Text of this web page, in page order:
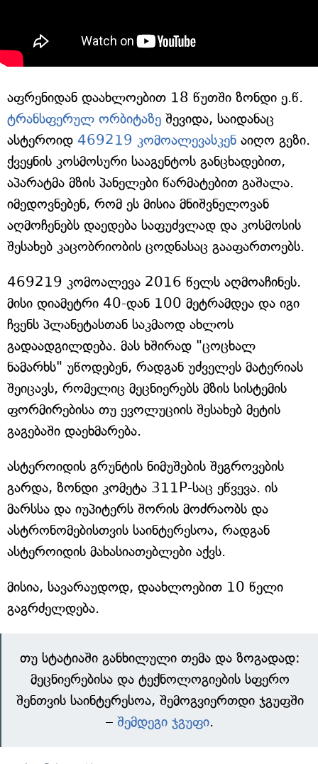
აფრენიდან დაახლოებით 18 წუთში ზონდი ე.წ.
ტრანსფერულ ორბიტაზე შევიდა, საიდანაც
ასტეროიდ 469219 კომოალევასკენ აიღო გეზი.
ქვეყნის კოსმოსური სააგენტოს განცხადებით,
აპარატმა მზის პანელები წარმატებით გაშალა.
იმედოვნებენ, რომ ეს მისია მნიშვნელოვან
აღმოჩენებს დაედება საფუძვლად და კოსმოსის
შესახებ კაცობრიობის ცოდნასაც გააფართოებს.
469219 კომოალევა 2016 წელს აღმოაჩინეს.
მისი დიამეტრი 40-დან 100 მეტრამდეა და იგი
ჩვენს პლანეტასთან საკმაოდ ახლოს
გადაადგილდება. მას ხშირად "ცოცხალ
ნამარხს" უწოდებენ, რადგან უძველეს მატერიას
შეიცავს, რომელიც მეცნიერებს მზის სისტემის
ფორმირებისა თუ ევოლუციის შესახებ მეტის
გაგებაში დაეხმარება.
ასტეროიდის გრუნტის ნიმუშების შეგროვების
გარდა, ზონდი კომეტა 311P-საც ეწვევა. ის
მარსსა და იუპიტერს შორის მოძრაობს და
ასტრონომებისთვის საინტერესოა, რადგან
ასტეროიდის მახასიათებლები აქვს.
მისია, სავარაუდოდ, დაახლოებით 10 წელი
გაგრძელდება.
თუ სტატიაში განხილული თემა და ზოგადად:
მეცნიერებისა და ტექნოლოგიების სფერო
შენთვის საინტერესოა, შემოგვიერთდი ჯგუფში
– შემდეგი ჯგუფი.